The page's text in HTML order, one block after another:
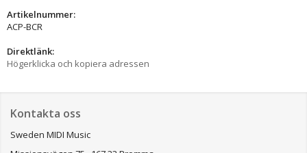
Artikelnummer:
ACP-BCR
Direktlänk:
Högerklicka och kopiera adressen
Kontakta oss
Sweden MIDI Music